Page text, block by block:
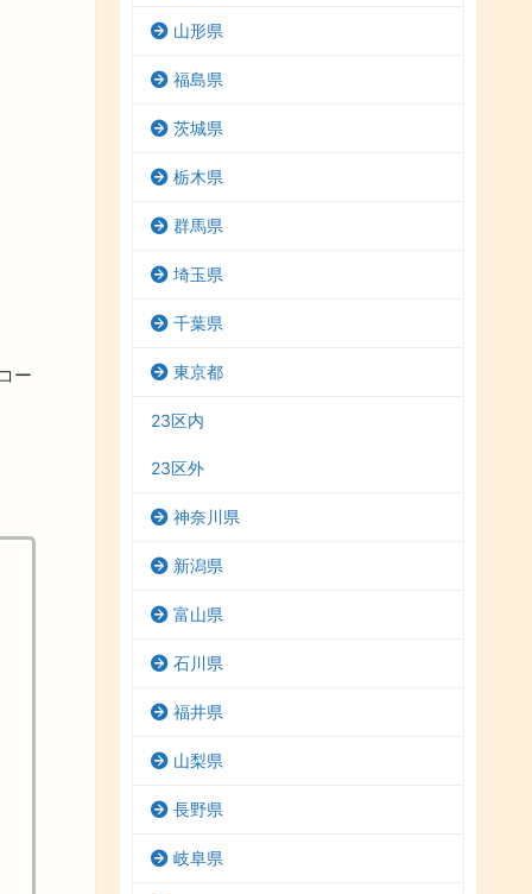
ー
山形県
福島県
茨城県
栃木県
群馬県
埼玉県
千葉県
東京都
23区内
23区外
神奈川県
新潟県
富山県
石川県
福井県
山梨県
長野県
岐阜県